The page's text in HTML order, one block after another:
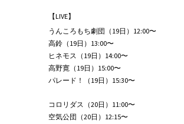
【LIVE】
うんころもち劇団（19日）12:00〜
高鈴（19日）13:00〜
ヒネモス（19日）14:00〜
高野寛（19日）15:00〜
パレード！（19日）15:30〜
コロリダス（20日）11:00〜
空気公団（20日）12:15〜